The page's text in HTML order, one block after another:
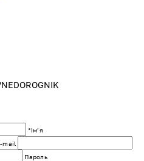
*Імʼя
mail
Пароль